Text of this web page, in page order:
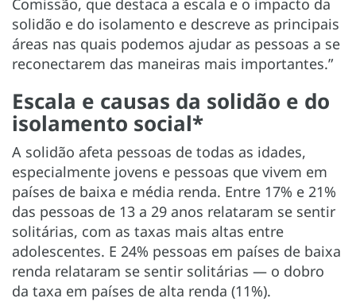
Comissão, que destaca a escala e o impacto da
solidão e do isolamento e descreve as principais
áreas nas quais podemos ajudar as pessoas a se
reconectarem das maneiras mais importantes.”
Escala e causas da solidão e do
isolamento social*
A solidão afeta pessoas de todas as idades,
especialmente jovens e pessoas que vivem em
países de baixa e média renda. Entre 17% e 21%
das pessoas de 13 a 29 anos relataram se sentir
solitárias, com as taxas mais altas entre
adolescentes. E 24% pessoas em países de baixa
renda relataram se sentir solitárias — o dobro
da taxa em países de alta renda (11%).